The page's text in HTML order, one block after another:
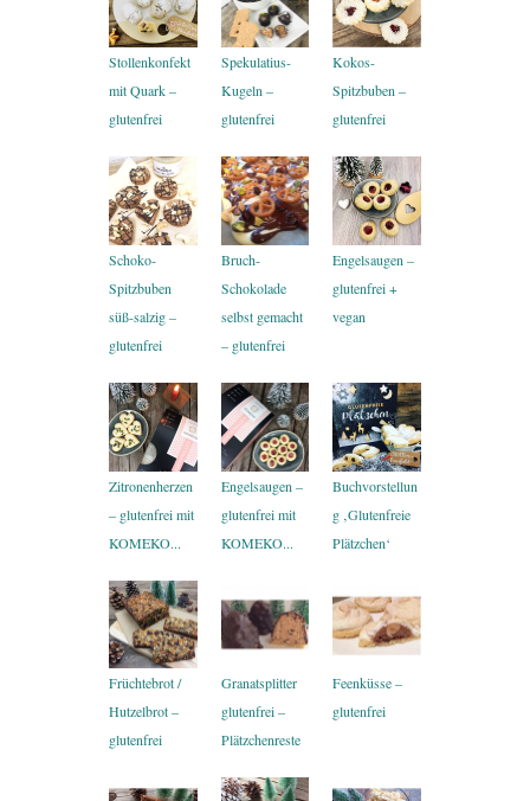
Stollenkonfekt
mit Quark –
glutenfrei
Spekulatius-
Kugeln –
glutenfrei
Kokos-
Spitzbuben –
glutenfrei
Schoko-
Spitzbuben
süß-salzig –
glutenfrei
Bruch-
Schokolade
selbst gemacht
– glutenfrei
Engelsaugen –
glutenfrei +
vegan
Zitronenherzen
– glutenfrei mit
KOMEKO...
Engelsaugen –
glutenfrei mit
KOMEKO...
Buchvorstellun
g ‚Glutenfreie
Plätzchen‘
Früchtebrot /
Hutzelbrot –
glutenfrei
Granatsplitter
glutenfrei –
Plätzchenreste
Feenküsse –
glutenfrei